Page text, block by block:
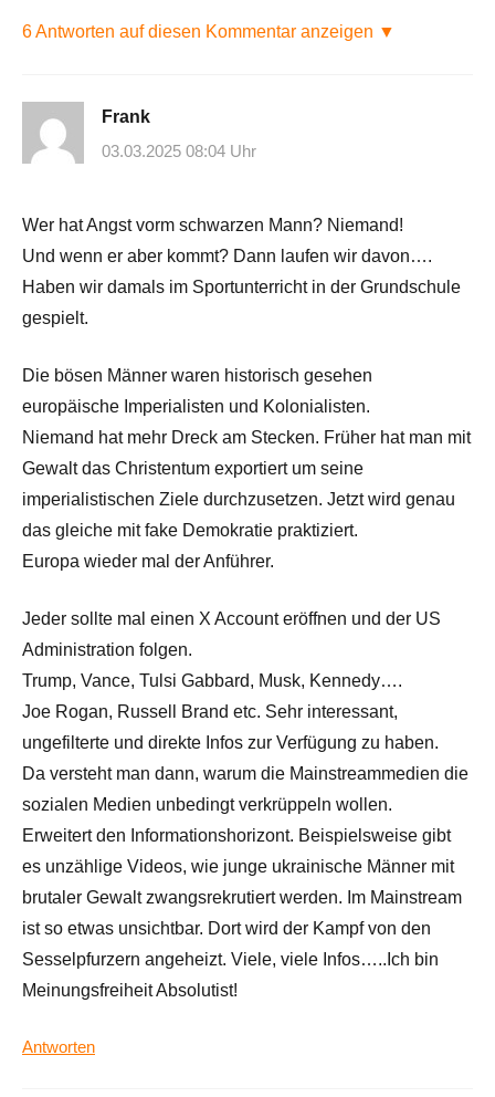
6 Antworten auf diesen Kommentar anzeigen ▼
Frank
03.03.2025 08:04 Uhr
Wer hat Angst vorm schwarzen Mann? Niemand!
Und wenn er aber kommt? Dann laufen wir davon….
Haben wir damals im Sportunterricht in der Grundschule
gespielt.
Die bösen Männer waren historisch gesehen
europäische Imperialisten und Kolonialisten.
Niemand hat mehr Dreck am Stecken. Früher hat man mit
Gewalt das Christentum exportiert um seine
imperialistischen Ziele durchzusetzen. Jetzt wird genau
das gleiche mit fake Demokratie praktiziert.
Europa wieder mal der Anführer.
Jeder sollte mal einen X Account eröffnen und der US
Administration folgen.
Trump, Vance, Tulsi Gabbard, Musk, Kennedy….
Joe Rogan, Russell Brand etc. Sehr interessant,
ungefilterte und direkte Infos zur Verfügung zu haben.
Da versteht man dann, warum die Mainstreammedien die
sozialen Medien unbedingt verkrüppeln wollen.
Erweitert den Informationshorizont. Beispielsweise gibt
es unzählige Videos, wie junge ukrainische Männer mit
brutaler Gewalt zwangsrekrutiert werden. Im Mainstream
ist so etwas unsichtbar. Dort wird der Kampf von den
Sesselpfurzern angeheizt. Viele, viele Infos…..Ich bin
Meinungsfreiheit Absolutist!
Antworten